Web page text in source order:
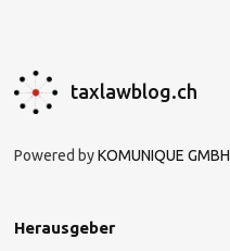
taxlawblog.ch
Powered byKOMUNIQUE GMBH
Herausgeber